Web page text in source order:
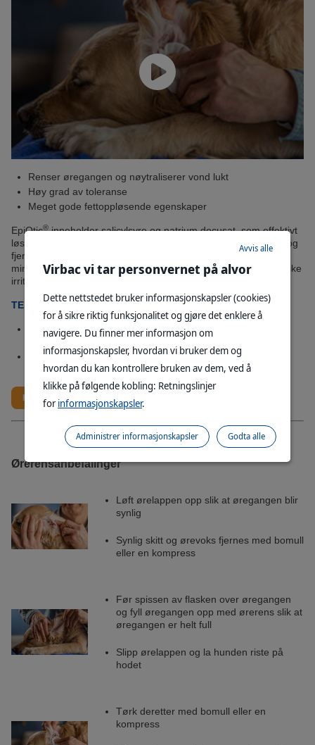
Renser øregangen og nøytraliserer vond lukt
Høy grad av toleranse
Meget gode fettoppløsende egenskaper
EpiOtic®inneholder salicylsyre og natrium docusat, som effektivt
løsner inntørket ørevoks samt PCMX, som renser øregangen og
fjerner døde hudceller. Monnosakkarider som hjelper til å
minimere binding av bakterier. Nøytral pH-verdi på 7 for å minske
irritasjon.
TEKNOLOGIER: S-I-S: Skin Innovative Science:
Minimerer binding av mikroorganismer til huden
(Glykoteknologi)
Stimulerer hudens naturlige mikrobielle forsvar (Defensin
teknologi)
Kjøp online her
Ørerensanbefalinger
Løft ørelappen opp slik at øregangen blir
synlig
Synlig skitt og ørevoks fjernes med bomull
eller en kompress
Før spissen av flasken over øregangen
og fyll øregangen opp med ørerens slik at
øregangen er helt full
Slipp ørelappen og la hunden riste på
hodet
Tørk deretter med bomull eller en
kompress
Virbac vi tar personvernet på alvor
Dette nettstedet bruker informasjonskapsler (cookies)
for å sikre riktig funksjonalitet og gjøre det enklere å
navigere. Du finner mer informasjon om
informasjonskapsler, hvordan vi bruker dem og
hvordan du kan kontrollere bruken av dem, ved å
klikke på følgende kobling: Retningslinjer
forinformasjonskapsler.
Avvis alle
Godta alle
Administrer informasjonskapsler